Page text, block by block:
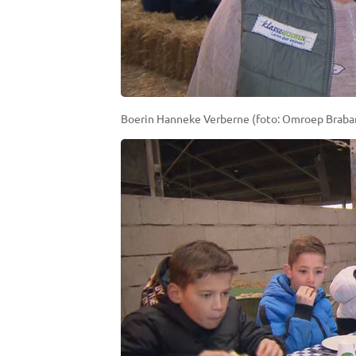
Boerin Hanneke Verberne (foto: Omroep